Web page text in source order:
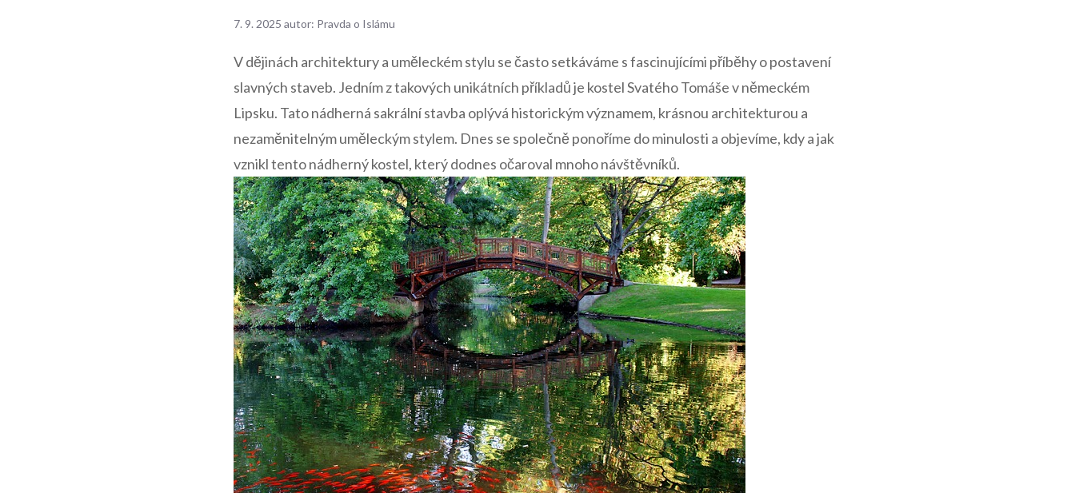
7. 9. 2025 autor: Pravda o Islámu
V dějinách ​architektury a‌ uměleckém stylu se často setkáváme ⁣s fascinujícími příběhy o postavení
slavných staveb. Jedním z takových unikátních ‌příkladů je ⁢kostel Svatého ​Tomáše​ v⁢ německém⁢
Lipsku. Tato nádherná ‍sakrální stavba oplývá‍ historickým významem, krásnou architekturou a
nezaměnitelným uměleckým stylem. Dnes se společně ponoříme do minulosti a objevíme, ⁢kdy ‍a ⁢jak
vznikl ‌tento nádherný‌ kostel, ⁢který dodnes⁤ očaroval mnoho návštěvníků.